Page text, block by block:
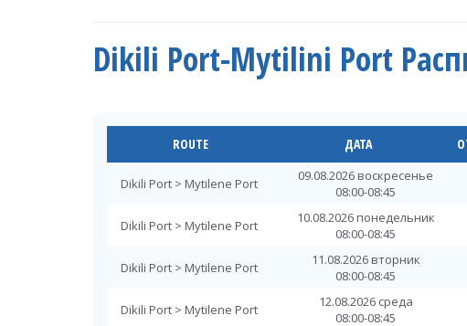
Mytilene Port > Dikili Port
19.08.2026 среда
18:30-19:15
Mytilene Port > Dikili Port
21.08.2026 пятница
18:30-19:15
Mytilene Port > Dikili Port
22.08.2026 суббота
18:30-19:15
Mytilene Port > Dikili Port
23.08.2026 воскресенье
18:30-19:15
Mytilene Port > Dikili Port
24.08.2026 понедельник
18:30-19:15
Mytilene Port > Dikili Port
25.08.2026 вторник
18:30-19:15
Dikili Port-Mytilini Port
ROUTE ДАТА
Dikili Port > Mytilene Port
09.08.2026 воскресенье
08:00-08:45
Dikili Port > Mytilene Port
10.08.2026 понедельник
08:00-08:45
Dikili Port > Mytilene Port
11.08.2026 вторник
08:00-08:45
Dikili Port > Mytilene Port
12.08.2026 среда
08:00-08:45